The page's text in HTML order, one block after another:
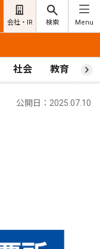
会社・IR 検索 Menu
社会 教育 ス
公開日：2025.07.10